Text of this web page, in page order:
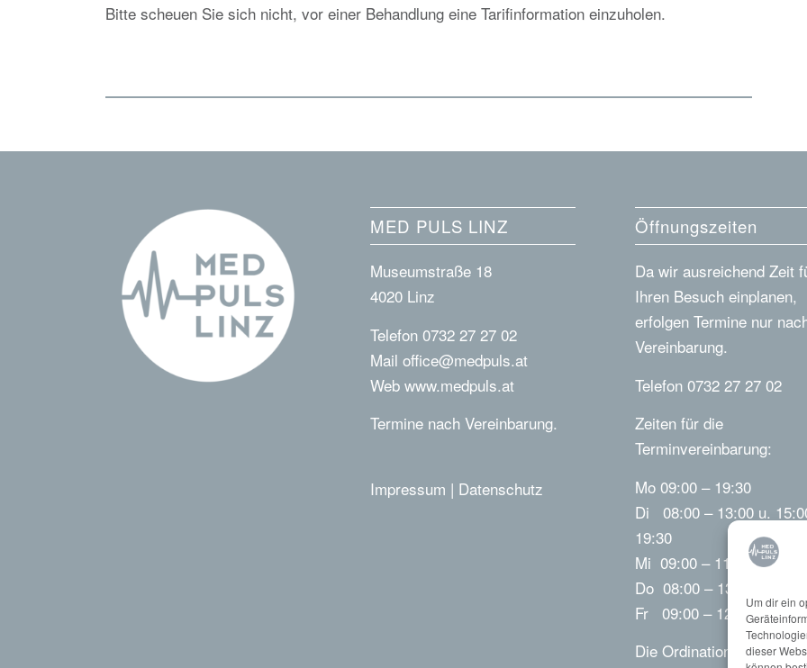
Um dir ein
dieser
Bitte scheuen Sie sich nicht, vor einer Behandlung eine Tarifinformation einzuholen.
MED PULS LINZ
Museumstraße 18
4020 Linz
Telefon 0732 27 27 02
Mailoffice@medpuls.at
Webwww.medpuls.at
Termine nach Vereinbarung.
Impressum | Datenschutz
Öffnungszeiten
Da wir ausreichend Zeit
Ihren Besuch einplanen,
erfolgen Termine nur
Vereinbarung.
Telefon 0732 27 27 02
Zeiten für die
Terminvereinbarung:
Mo 09:00 – 19:30
Di 08:00 – 13:00 u.
19:30
Mi 09:00 – 11:00
Do 08:00 – 13:00
Fr 09:00 – 12:30
Die Ordinationszeiten